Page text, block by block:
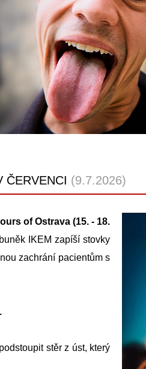
ČERVENCI (9.7.2026)
of Ostrava (15. - 18.
IKEM zapíší stovky
zachrání pacientům s
stěr z úst, který